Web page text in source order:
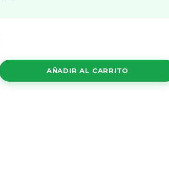
AÑADIR AL CARRITO